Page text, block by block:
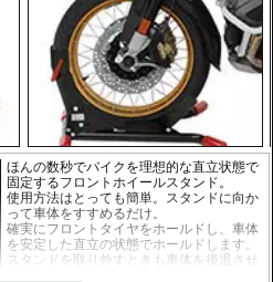
ほんの数秒でバイクを理想的な直立状態で
固定するフロントホイールスタンド。
使用方法はとっても簡単。スタンドに向か
って車体をすすめるだけ。
確実にフロントタイヤをホールドし、車体
を安定した直立の状態でホールドします。
スタンドを取り外すときも車体を後退させ